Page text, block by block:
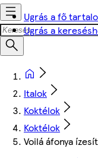
Ugrás a fő
Ugrás a
Italok
Koktélok
Koktélok
Voilá áfonya